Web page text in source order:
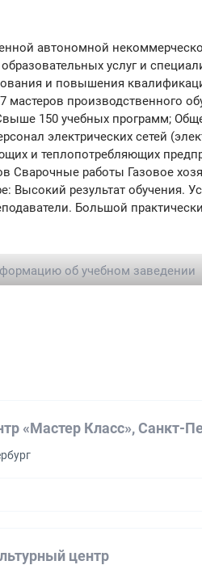
автономной
услуг и
и повышения
производственного
150 учебных программ;
электрических сетей
и теплопотребляющих
Сварочные работы Газовое
Высокий результат обучения.
Большой
об учебном заведении
«Мастер Класс», Санкт-
центр